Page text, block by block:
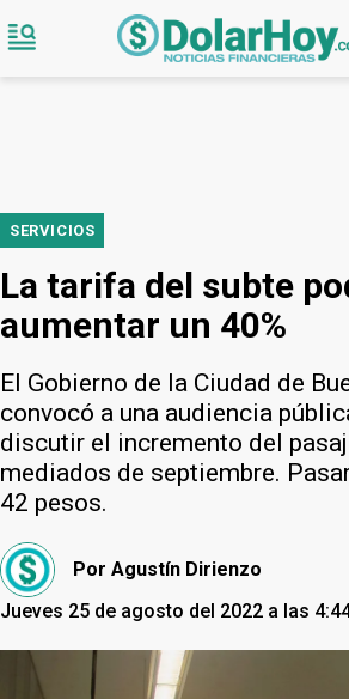
SERVICIOS
La tarifa del subte
aumentar un 40%
El Gobierno de la Ciudad de
convocó a una audiencia
discutir el incremento del
mediados de septiembre.
42 pesos.
Por Agustín Dirienzo
Jueves 25 de agosto del 2022 a las